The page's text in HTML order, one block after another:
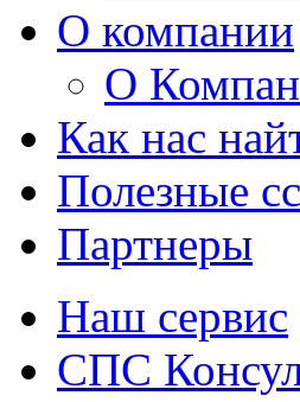
О компании
О
Как нас
Полезные
Партнеры
Наш сервис
СПС